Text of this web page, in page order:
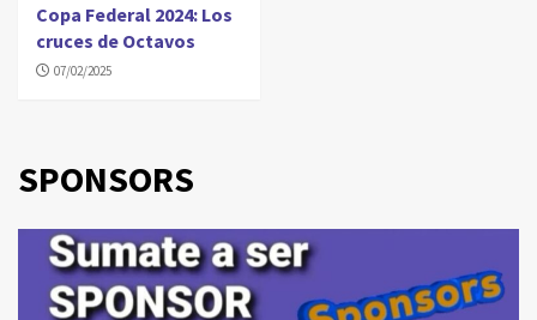
Copa Federal 2024: Los
cruces de Octavos
07/02/2025
SPONSORS